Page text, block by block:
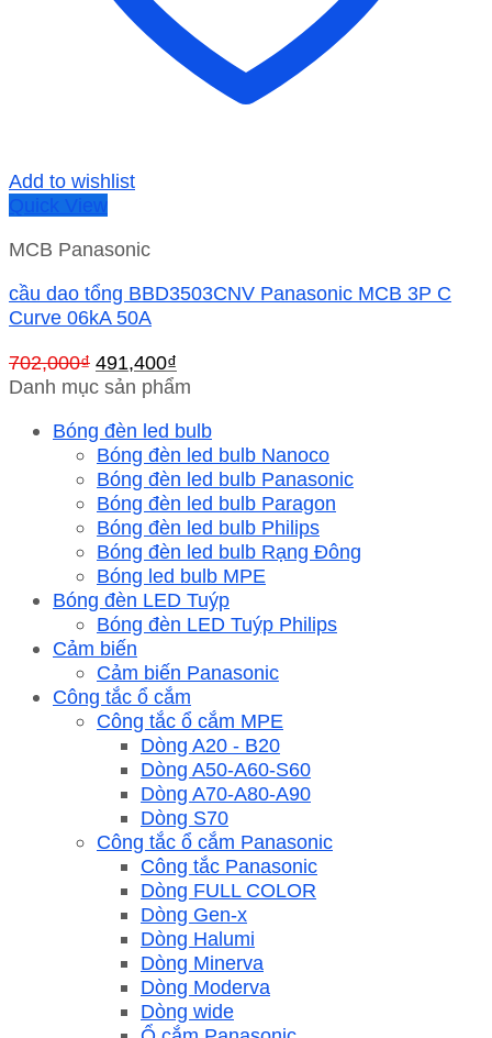
Add to wishlist
Quick View
MCB Panasonic
cầu dao tổng BBD3503CNV Panasonic MCB 3P C
Curve 06kA 50A
702,000₫ Giá
gốc
702,000₫.
491,400₫
hiện
là:
491,400₫.
Danh mục sản phẩm
Bóng đèn led bulb
Bóng đèn led bulb Nanoco
Bóng đèn led bulb Panasonic
Bóng đèn led bulb Paragon
Bóng đèn led bulb Philips
Bóng đèn led bulb Rạng Đông
Bóng led bulb MPE
Bóng đèn LED Tuýp
Bóng đèn LED Tuýp Philips
Cảm biến
Cảm biến Panasonic
Công tắc ổ cắm
Công tắc ổ cắm MPE
Dòng A20 - B20
Dòng A50-A60-S60
Dòng A70-A80-A90
Dòng S70
Công tắc ổ cắm Panasonic
Công tắc Panasonic
Dòng FULL COLOR
Dòng Gen-x
Dòng Halumi
Dòng Minerva
Dòng Moderva
Dòng wide